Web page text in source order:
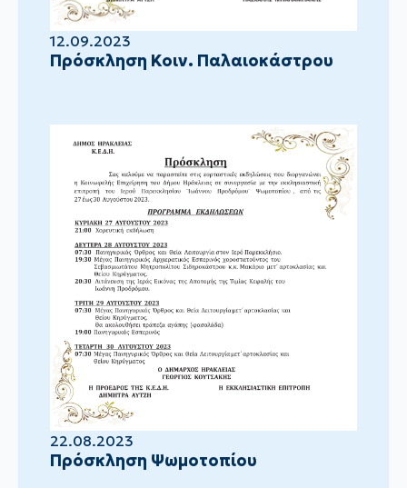
12.09.2023
Πρόσκληση Κοιν. Παλαιοκάστρου
22.08.2023
Πρόσκληση Ψωμοτοπίου